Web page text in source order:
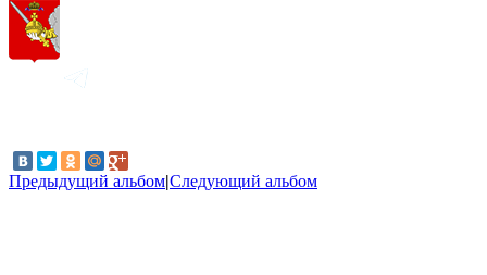
Предыдущий альбом|Следующий альбом